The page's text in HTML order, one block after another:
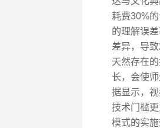
耗费30%
的理解误
差异，导
天然存在
长，会使
据显示，
技术门槛
模式的实